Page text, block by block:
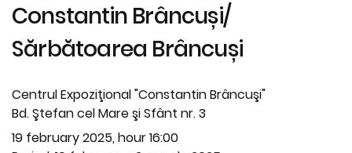
Constantin Brâncuși/
Sărbătoarea Brâncuși
Centrul Expoziţional "Constantin Brâncuşi"
Bd. Ştefan cel Mare şi Sfânt nr. 3
19 february 2025, hour 16:00